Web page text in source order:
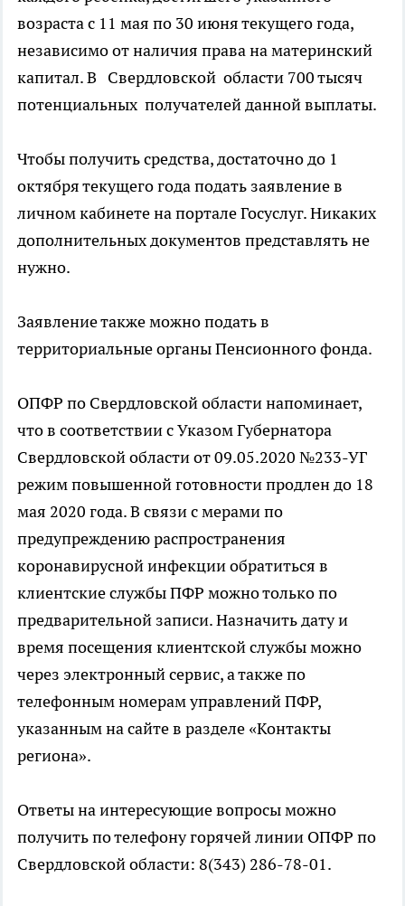
возраста с 11 мая по 30 июня текущего года,
независимо от наличия права на материнский
капитал. В Свердловской области 700 тысяч
потенциальных получателей данной выплаты.
Чтобы получить средства, достаточно до 1
октября текущего года подать заявление в
личном кабинете на портале Госуслуг. Никаких
дополнительных документов представлять не
нужно.
Заявление также можно подать в
территориальные органы Пенсионного фонда.
ОПФР по Свердловской области напоминает,
что в соответствии с Указом Губернатора
Свердловской области от 09.05.2020 №233-УГ
режим повышенной готовности продлен до 18
мая 2020 года. В связи с мерами по
предупреждению распространения
коронавирусной инфекции обратиться в
клиентские службы ПФР можно только по
предварительной записи. Назначить дату и
время посещения клиентской службы можно
через электронный сервис, а также по
телефонным номерам управлений ПФР,
указанным на сайте в разделе «Контакты
региона».
Ответы на интересующие вопросы можно
получить по телефону горячей линии ОПФР по
Свердловской области: 8(343) 286-78-01.